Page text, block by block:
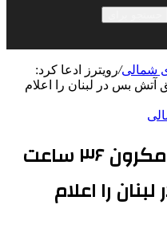
شمالی/رویترز ادعا کرد:
توافق آتش بس در لبنان را اعلام
رویترز ادعا کرد: بایدن و مکرون ۳۶ ساعت
را اعلام